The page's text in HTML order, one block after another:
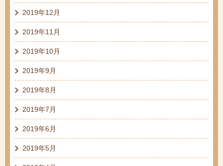
2019年12月
2019年11月
2019年10月
2019年9月
2019年8月
2019年7月
2019年6月
2019年5月